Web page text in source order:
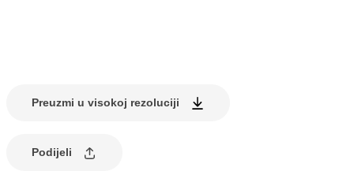
Preuzmi u visokoj rezoluciji
Podijeli